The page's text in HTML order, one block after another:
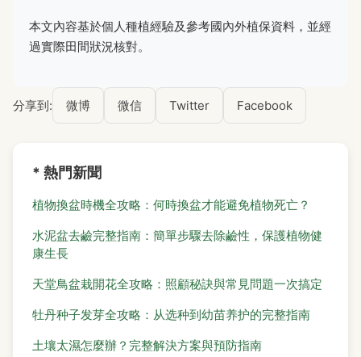
本文內容基於個人種植經驗及參考國內外植保資料，並經
過實際田間狀況核對。
分享到: 微博 微信 Twitter Facebook
* 熱門新聞
植物換盆時機全攻略：何時換盆才能避免植物死亡？
水泥盆去鹼完整指南：簡單步驟去除鹼性，保護植物健
康生長
天堂鳥盆栽開花全攻略：照顧秘訣與常見問題一次搞定
牡丹种子发芽全攻略：从选种到幼苗养护的完整指南
土壤太濕怎麼辦？完整解決方案與預防指南